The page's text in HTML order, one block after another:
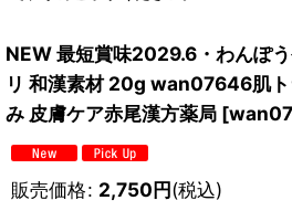
NEW 最短賞味2029.6・わんぽ
リ 和漢素材 20g wan07646肌ト
み 皮膚ケア赤尾漢方薬局 [
販売価格: 2,750円(税込)